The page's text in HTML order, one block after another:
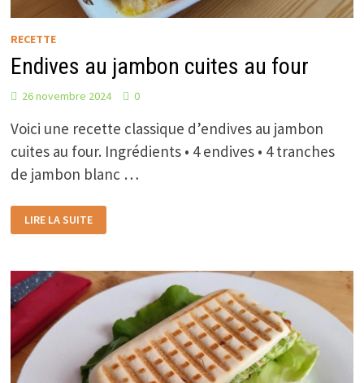
RECETTE
Endives au jambon cuites au four
26 novembre 2024 0
Voici une recette classique d’endives au jambon
cuites au four. Ingrédients • 4 endives • 4 tranches
de jambon blanc …
AU
JAMBON
FOUR
LIRE LA SUITE